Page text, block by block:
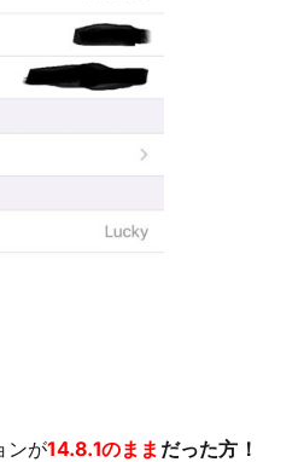
ンが14.8.1のまま だった方！